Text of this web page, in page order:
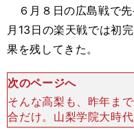
６月８日の広島戦で先
月13日の楽天戦では初
果を残してきた。
次のページへ
そんな高梨も、昨年ま
合だけ。山梨学院大時